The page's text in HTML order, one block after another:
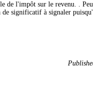
de l'impôt sur le revenu. .
significatif à signaler